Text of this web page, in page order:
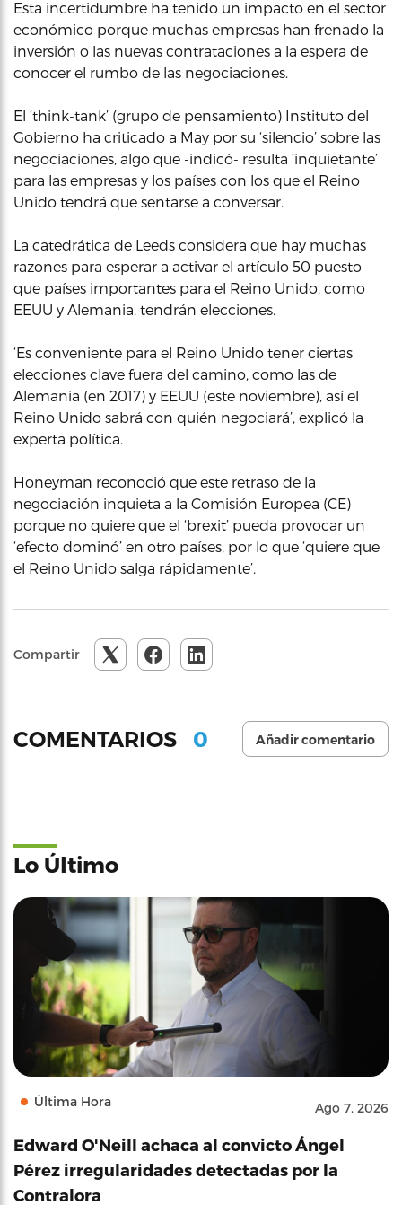
Esta incertidumbre ha tenido un impacto en el sector
económico porque muchas empresas han frenado la
inversión o las nuevas contrataciones a la espera de
conocer el rumbo de las negociaciones.
El ‘think-tank’ (grupo de pensamiento) Instituto del
Gobierno ha criticado a May por su ‘silencio’ sobre las
negociaciones, algo que -indicó- resulta ‘inquietante’
para las empresas y los países con los que el Reino
Unido tendrá que sentarse a conversar.
La catedrática de Leeds considera que hay muchas
razones para esperar a activar el artículo 50 puesto
que países importantes para el Reino Unido, como
EEUU y Alemania, tendrán elecciones.
‘Es conveniente para el Reino Unido tener ciertas
elecciones clave fuera del camino, como las de
Alemania (en 2017) y EEUU (este noviembre), así el
Reino Unido sabrá con quién negociará’, explicó la
experta política.
Honeyman reconoció que este retraso de la
negociación inquieta a la Comisión Europea (CE)
porque no quiere que el ‘brexit’ pueda provocar un
‘efecto dominó’ en otro países, por lo que ‘quiere que
el Reino Unido salga rápidamente’.
Compartir
COMENTARIOS 0 Añadir comentario
Lo Último
Última Hora Ago 7, 2026
Edward O'Neill achaca al convicto Ángel
Pérez irregularidades detectadas por la
Contralora